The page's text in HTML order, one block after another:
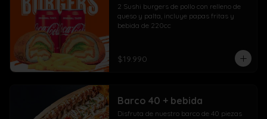
2 Sushi burgers de pollo con relleno de
queso y palta, incluye papas fritas y
bebida de 220cc
$19.990
Barco 40 + bebida
Disfruta de nuestro barco de 40 piezas